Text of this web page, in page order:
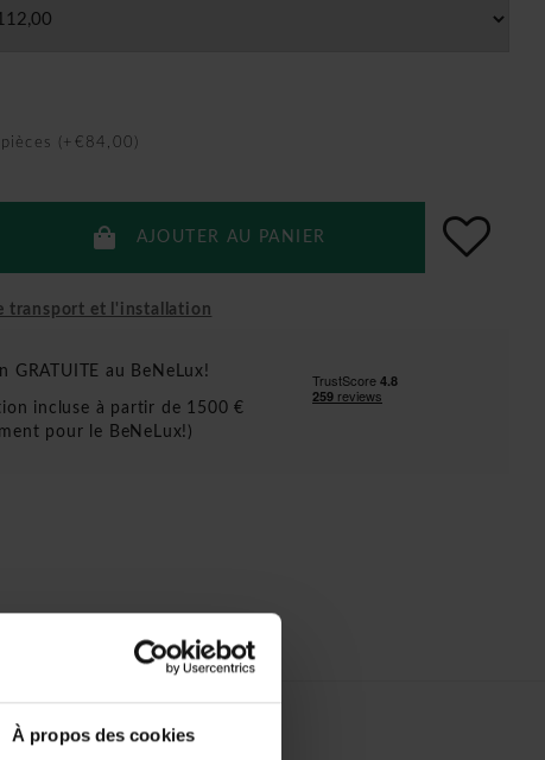
À propos des cookies
(+€84,00)
AJOUTER AU PANIER
transport et l'installation
GRATUITE au BeNeLux!
incluse à partir de 1500 €
pour le BeNeLux!)